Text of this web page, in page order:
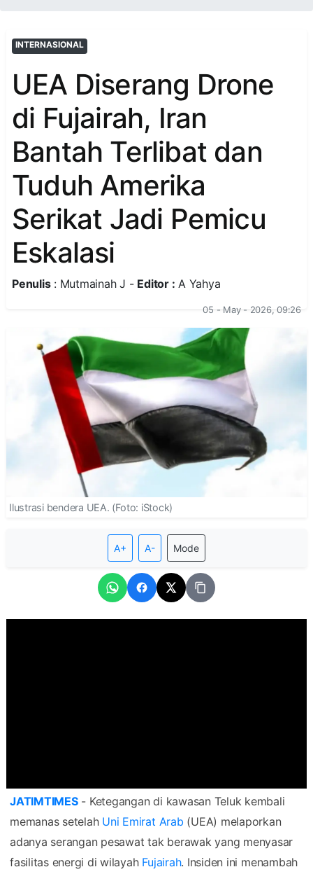
INTERNASIONAL
UEA Diserang Drone
di Fujairah, Iran
Bantah Terlibat dan
Tuduh Amerika
Serikat Jadi Pemicu
Eskalasi
Penulis: Mutmainah J - Editor : A Yahya
05 - May - 2026, 09:26
Ilustrasi bendera UEA. (Foto: iStock)
A+ A- Mode
JATIMTIMES- Ketegangan di kawasan Teluk kembali
memanas setelah Uni Emirat Arab (UEA) melaporkan
adanya serangan pesawat tak berawak yang menyasar
fasilitas energi di wilayah Fujairah. Insiden ini menambah